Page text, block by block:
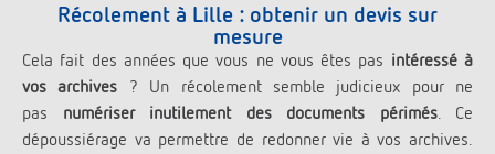
Récolement à Lille : obtenir un devis sur
mesure
Cela fait des années que vous ne vous êtes pas intéressé à
vos archives ? Un récolement semble judicieux pour ne
pas numériser inutilement des documents périmés. Ce
dépoussiérage va permettre de redonner vie à vos archives.